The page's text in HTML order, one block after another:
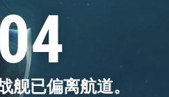
舰已偏离航道。